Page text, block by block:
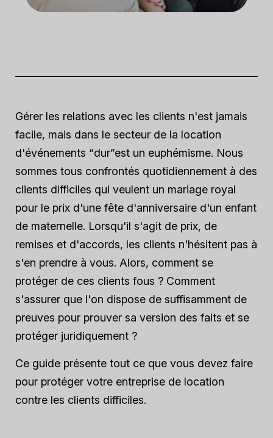
Gérer les relations avec les clients n'est jamais
facile, mais dans le secteur de la location
d'événements “dur”est un euphémisme. Nous
sommes tous confrontés quotidiennement à des
clients difficiles qui veulent un mariage royal
pour le prix d'une fête d'anniversaire d'un enfant
de maternelle. Lorsqu'il s'agit de prix, de
remises et d'accords, les clients n'hésitent pas à
s'en prendre à vous. Alors, comment se
protéger de ces clients fous ? Comment
s'assurer que l'on dispose de suffisamment de
preuves pour prouver sa version des faits et se
protéger juridiquement ?
Ce guide présente tout ce que vous devez faire
pour protéger votre entreprise de location
contre les clients difficiles.